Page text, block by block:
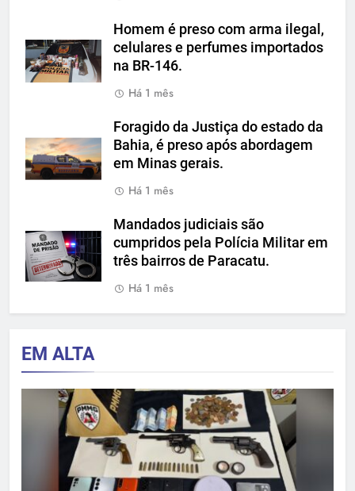
Homem é preso com arma ilegal,
celulares e perfumes importados
na BR-146.
Há 1 mês
Foragido da Justiça do estado da
Bahia, é preso após abordagem
em Minas gerais.
Há 1 mês
Mandados judiciais são
cumpridos pela Polícia Militar em
três bairros de Paracatu.
Há 1 mês
EM ALTA